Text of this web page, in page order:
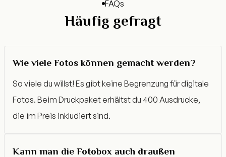
FAQs
Häufig gefragt
Wie viele Fotos können gemacht werden?
So viele du willst! Es gibt keine Begrenzung für digitale
Fotos. Beim Druckpaket erhältst du 400 Ausdrucke,
die im Preis inkludiert sind.
Kann man die Fotobox auch draußen